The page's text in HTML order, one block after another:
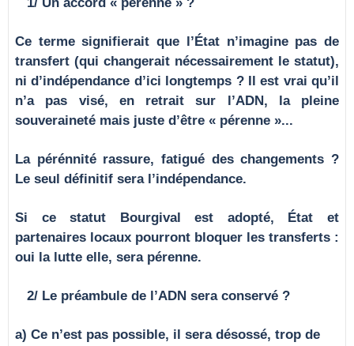
Ce terme signifierait que l’État n’imagine pas de
transfert (qui changerait nécessairement le statut),
ni d’indépendance d’ici longtemps ? Il est vrai qu’il
n’a pas visé, en retrait sur l’ADN, la pleine
souveraineté mais juste d’être « pérenne »...
La pérénnité rassure, fatigué des changements ?
Le seul définitif sera l’indépendance.
Si ce statut Bourgival est adopté, État et
partenaires locaux pourront bloquer les transferts :
oui la lutte elle, sera pérenne.
2/ Le préambule de l’ADN sera conservé ?
a) Ce n’est pas possible, il sera désossé, trop de